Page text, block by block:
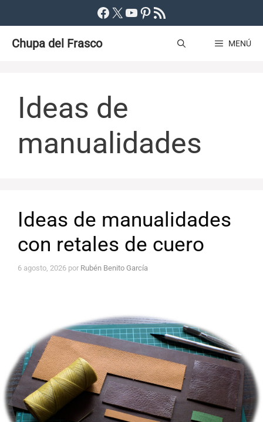
al
contenido
Facebook
X YouTube
Pinterest
Feed RSS
Chupa del Frasco MENÚ
Ideas de
manualidades
Ideas de manualidades
con retales de cuero
6 agosto, 2026 por Rubén Benito García